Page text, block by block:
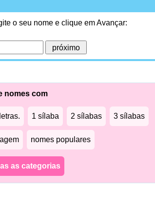
o seu nome e clique em Avançar:
nomes com
1 sílaba 2 sílabas 3 sílabas
nomes populares
as categorias